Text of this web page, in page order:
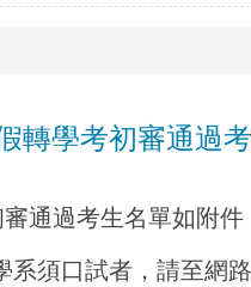
轉學考初審通過
通過考生名單如附件
須口試者，請至網